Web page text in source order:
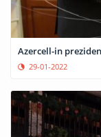
Azercell-in
29-01-2022